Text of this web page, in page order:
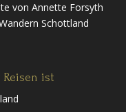
von Annette Forsyth
Schottland
Reisen ist